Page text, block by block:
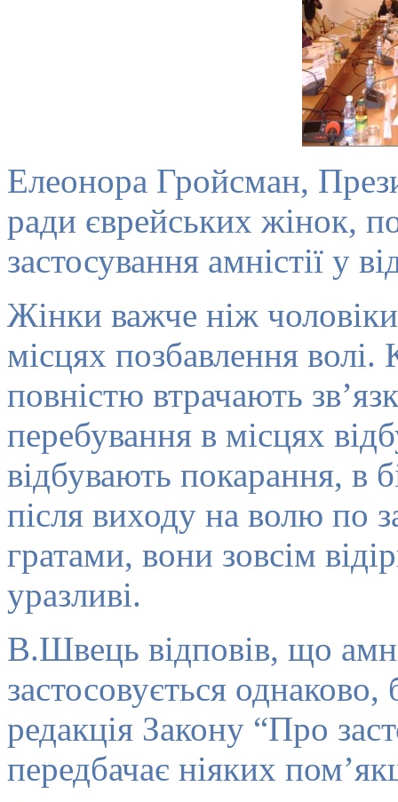
Елеонора Гройсман,
ради єврейських жінок,
застосування амністії у
Жінки важче ніж
місцях позбавлення
повністю втрачають
перебування в місцях
відбувають покарання, в
після виходу на волю по
гратами, вони зовсім
уразливі.
В.Швець відповів, що
застосовується
редакція Закону “Про
передбачає ніяких